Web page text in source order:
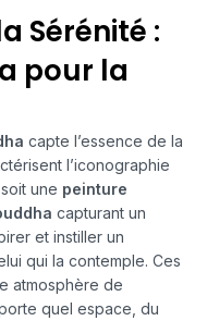
Sérénité :
pour la
capte l’essence de la
l’iconographie
une peinture
capturant un
et instiller un
qui la contemple. Ces
atmosphère de
quel espace, du